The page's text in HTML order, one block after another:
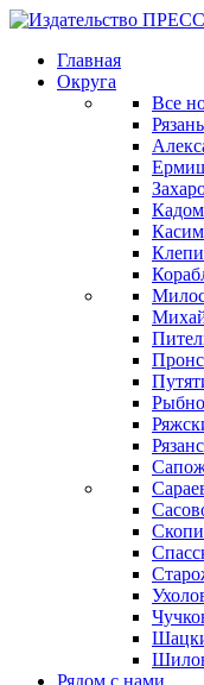
Главная
Округа
Все
Рязань
Рядом с нами